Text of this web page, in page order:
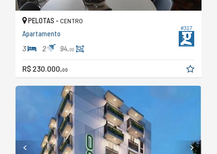
#317
PELOTAS - CENTRO
Apartamento
3 2 94,00
R$ 230.000,00